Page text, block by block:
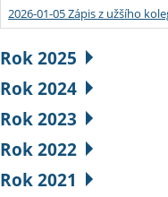
2026-01-05 Zápis z užšího
Rok 2025
Rok 2024
Rok 2023
Rok 2022
Rok 2021